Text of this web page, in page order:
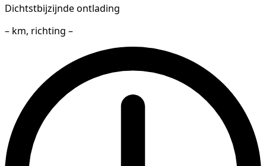
Dichtstbijzijnde ontlading
– km, richting –